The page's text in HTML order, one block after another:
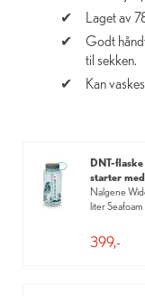
Laget av
Godt
til sekken.
Kan
DNT-flaske
starter
Nalgene
liter
399,-